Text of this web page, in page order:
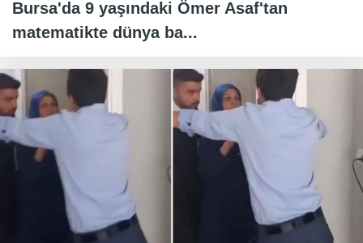
Bursa'da 9 yaşındaki Ömer Asaf'tan
matematikte dünya ba...